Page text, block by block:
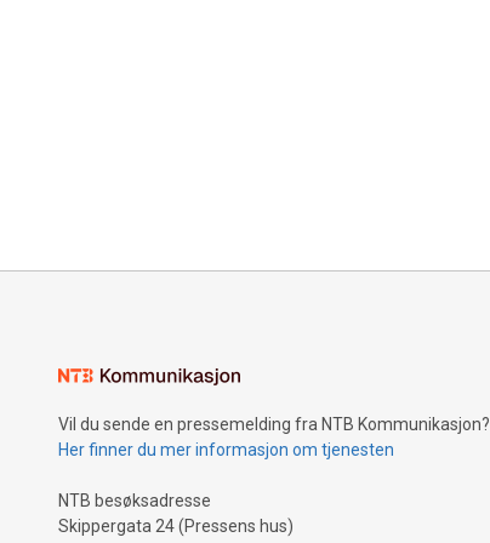
Vil du sende en pressemelding fra NTB Kommunikasjon?
Her finner du mer informasjon om tjenesten
NTB besøksadresse
Skippergata 24 (Pressens hus)